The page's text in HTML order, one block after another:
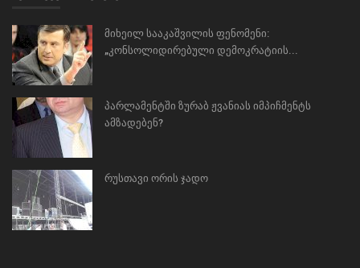
მიხეილ სააკაშვილის ფენომენი:
„კონსოლიდირებული დემოკრატიის...
პარლამენტში ზურაბ ჟვანიას იმპიჩმენტს
ამზადებენ?
რუსთავი ორის ჯადო